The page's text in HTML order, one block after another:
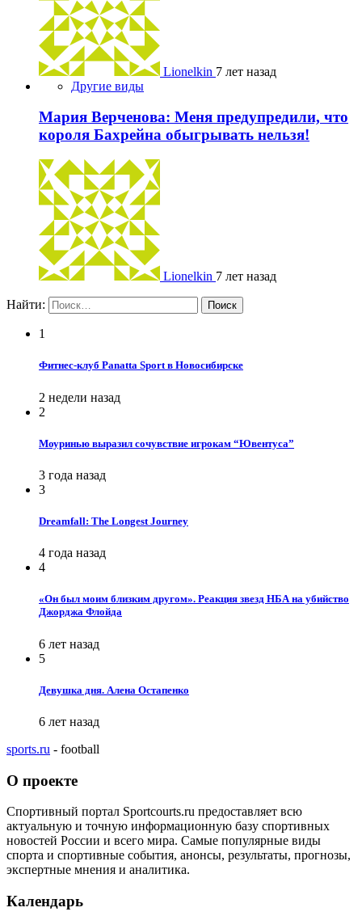
Lionelkin 7 лет назад
Другие виды
Мария Верченова: Меня предупредили, что
короля Бахрейна обыгрывать нельзя!
Lionelkin 7 лет назад
Найти:
1
Фитнес-клуб Panatta Sport в Новосибирске
2 недели назад
2
Моуринью выразил сочувствие игрокам “Ювентуса”
3 года назад
3
Dreamfall: The Longest Journey
4 года назад
4
«Он был моим близким другом». Реакция звезд НБА на убийство
Джорджа Флойда
6 лет назад
5
Девушка дня. Алена Остапенко
6 лет назад
sports.ru - football
О проекте
Спортивный портал Sportcourts.ru предоставляет всю
актуальную и точную информационную базу спортивных
новостей России и всего мира. Самые популярные виды
спорта и спортивные события, анонсы, результаты, прогнозы,
экспертные мнения и аналитика.
Календарь